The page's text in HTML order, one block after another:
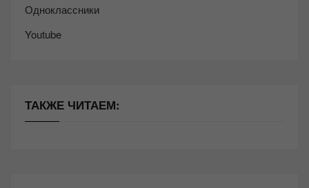
Одноклассники
Youtube
ТАКЖЕ ЧИТАЕМ: